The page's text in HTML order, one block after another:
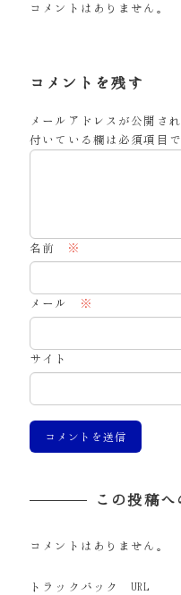
コメントはありません。
コメントを残す
メールアドレスが公開さ
付いている欄は必須項目
名前 ※
メール ※
サイト
この投稿へ
コメントはありません。
トラックバック URL